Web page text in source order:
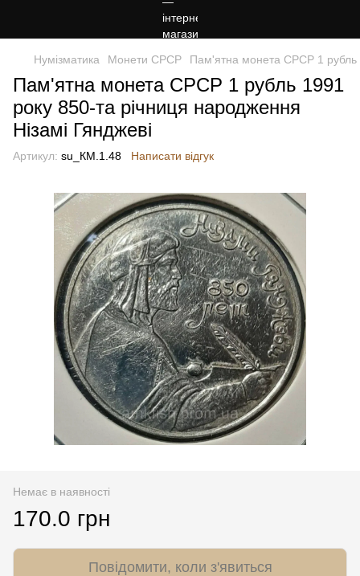
Нумізматика Монети СРСР Пам'ятна монета СРСР 1 рубль
Пам'ятна монета СРСР 1 рубль 1991
року 850-та річниця народження
Нізамі Гянджеві
Артикул: su_КМ.1.48 Написати відгук
Немає в наявності
170.0 грн
Повідомити, коли з'явиться